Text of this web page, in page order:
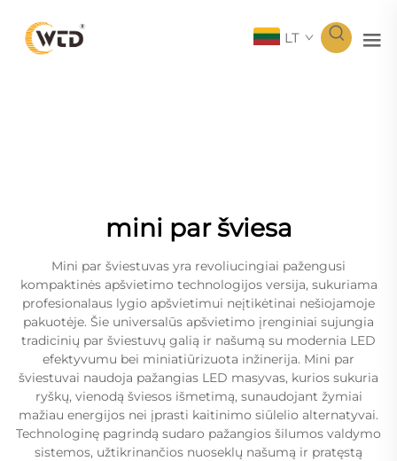
LT
mini par šviesa
Mini par šviestuvas yra revoliucingiai pažengusi
kompaktinės apšvietimo technologijos versija, sukuriama
profesionalaus lygio apšvietimui neįtikėtinai nešiojamoje
pakuotėje. Šie universalūs apšvietimo įrenginiai sujungia
tradicinių par šviestuvų galią ir našumą su modernia LED
efektyvumu bei miniatiūrizuota inžinerija. Mini par
šviestuvai naudoja pažangias LED masyvas, kurios sukuria
ryškų, vienodą šviesos išmetimą, sunaudojant žymiai
mažiau energijos nei įprasti kaitinimo siūlelio alternatyvai.
Technologinę pagrindą sudaro pažangios šilumos valdymo
sistemos, užtikrinančios nuoseklų našumą ir pratęstą